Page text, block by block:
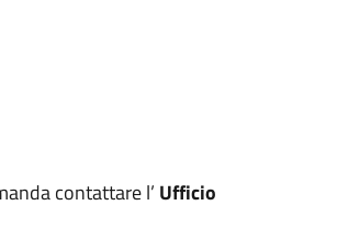
contattare l’ Ufficio